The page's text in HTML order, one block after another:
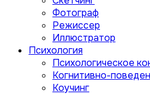
Фотограф
Режиссер
Иллюстратор
Психология
Психологическое
Когнитивно-
Коучинг